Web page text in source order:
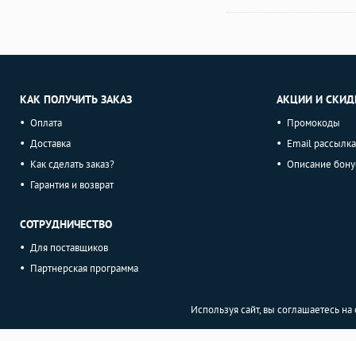
КАК ПОЛУЧИТЬ ЗАКАЗ
Оплата
Доставка
Как сделать заказ?
Гарантия и возврат
СОТРУДНИЧЕСТВО
Для поставщиков
Партнерская программа
АКЦИИ И
Промокоды
Email рассылка
Описание
Используя сайт, вы соглашаетесь